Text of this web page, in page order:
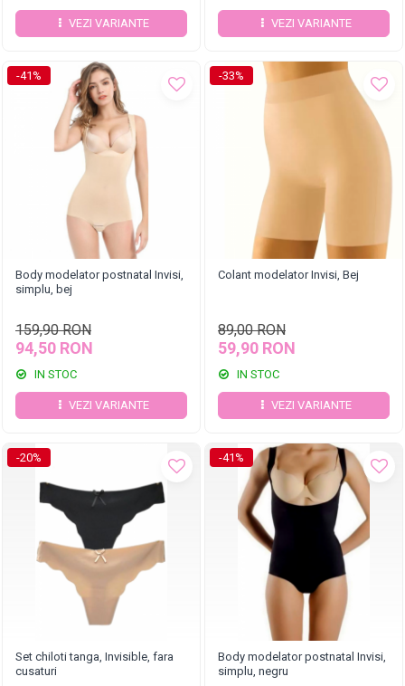
VEZI VARIANTE VEZI VARIANTE
-41%
Body modelator postnatal Invisi,
simplu, bej
159,90 RON
94,50 RON
IN STOC
VEZI VARIANTE
-33%
Colant modelator Invisi, Bej
89,00 RON
59,90 RON
IN STOC
VEZI VARIANTE
-20%
Set chiloti tanga, Invisible, fara
cusaturi
-41%
Body modelator postnatal Invisi,
simplu, negru